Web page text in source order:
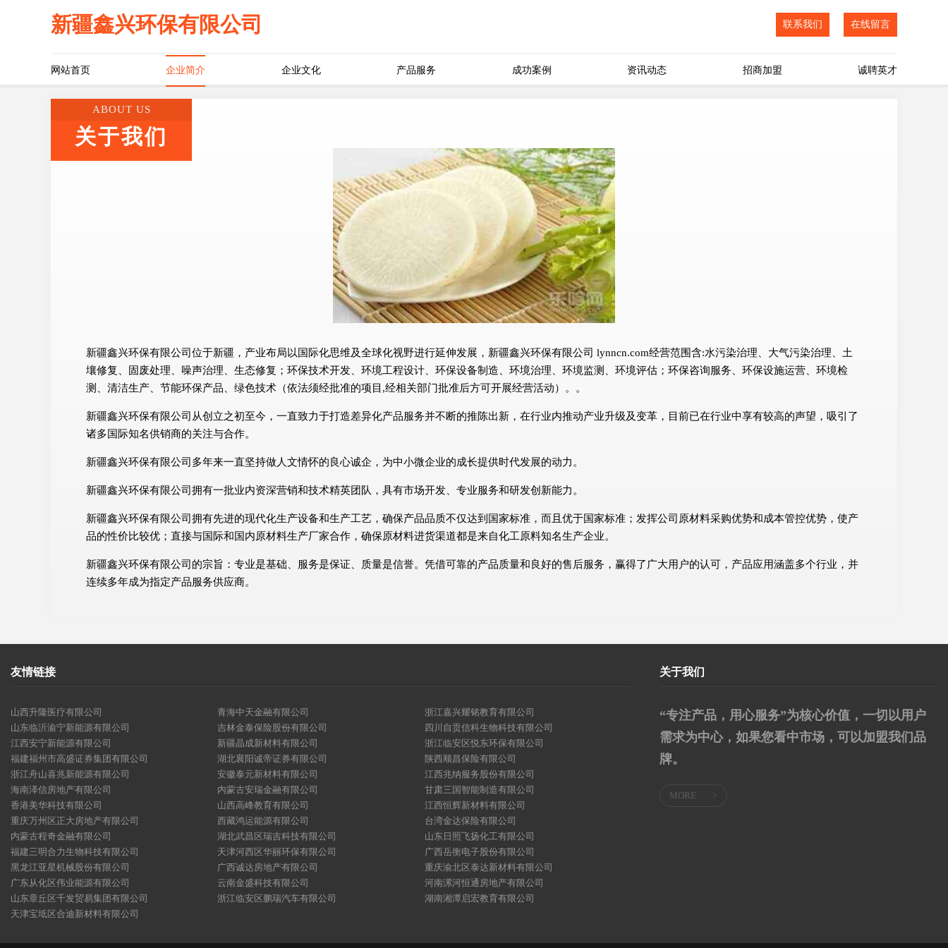
新疆鑫兴环保有限公司 联系我们 在线留言
网站首页 企业简介 企业文化 产品服务 成功案例 资讯动态 招商加盟 诚聘英才
ABOUT US
关于我们
新疆鑫兴环保有限公司位于新疆，产业布局以国际化思维及全球化视野进行延伸发展，新疆鑫兴环保有限公司 lynncn.com经营范围含:水污染治理、大气污染治理、土
壤修复、固废处理、噪声治理、生态修复；环保技术开发、环境工程设计、环保设备制造、环境治理、环境监测、环境评估；环保咨询服务、环保设施运营、环境检
测、清洁生产、节能环保产品、绿色技术（依法须经批准的项目,经相关部门批准后方可开展经营活动）。。
新疆鑫兴环保有限公司从创立之初至今，一直致力于打造差异化产品服务并不断的推陈出新，在行业内推动产业升级及变革，目前已在行业中享有较高的声望，吸引了
诸多国际知名供销商的关注与合作。
新疆鑫兴环保有限公司多年来一直坚持做人文情怀的良心诚企，为中小微企业的成长提供时代发展的动力。
新疆鑫兴环保有限公司拥有一批业内资深营销和技术精英团队，具有市场开发、专业服务和研发创新能力。
新疆鑫兴环保有限公司拥有先进的现代化生产设备和生产工艺，确保产品品质不仅达到国家标准，而且优于国家标准；发挥公司原材料采购优势和成本管控优势，使产
品的性价比较优；直接与国际和国内原材料生产厂家合作，确保原材料进货渠道都是来自化工原料知名生产企业。
新疆鑫兴环保有限公司的宗旨：专业是基础、服务是保证、质量是信誉。凭借可靠的产品质量和良好的售后服务，赢得了广大用户的认可，产品应用涵盖多个行业，并
连续多年成为指定产品服务供应商。
友情链接
山西升隆医疗有限公司 青海中天金融有限公司
浙江嘉兴耀铭教育有限公司
山东临沂渝宁新能源有限公司
吉林金泰保险股份有限公司
四川自贡信科生物科技有限公司
江西安宁新能源有限公司
新疆晶成新材料有限公司
浙江临安区悦东环保有限公司
福建福州市高盛证券集团有限公司
湖北襄阳诚帝证券有限公司
陕西顺昌保险有限公司
浙江舟山喜兆新能源有限公司
安徽泰元新材料有限公司
江西兆纳服务股份有限公司
海南泽信房地产有限公司
内蒙古安瑞金融有限公司
甘肃三国智能制造有限公司
香港美华科技有限公司
山西高峰教育有限公司
江西恒辉新材料有限公司
重庆万州区正大房地产有限公司
西藏鸿运能源有限公司
台湾金达保险有限公司
内蒙古程奇金融有限公司
湖北武昌区瑞吉科技有限公司
山东日照飞扬化工有限公司
福建三明合力生物科技有限公司
天津河西区华丽环保有限公司
广西岳衡电子股份有限公司
黑龙江亚星机械股份有限公司
广西诚达房地产有限公司
重庆渝北区泰达新材料有限公司
广东从化区伟业能源有限公司
云南金盛科技有限公司
河南漯河恒通房地产有限公司
山东章丘区千发贸易集团有限公司
浙江临安区鹏瑞汽车有限公司
湖南湘潭启宏教育有限公司
天津宝坻区合迪新材料有限公司
关于我们
“专注产品，用心服务”为核心价值，一切以用户
需求为中心，如果您看中市场，可以加盟我们品
牌。
MORE >